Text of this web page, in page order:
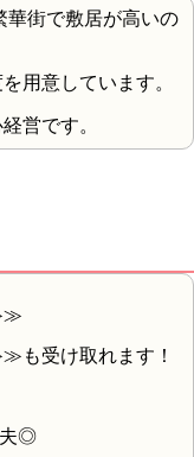
華街で敷居が高いの
用意しています。
営です。
も受け取れます！
夫◎